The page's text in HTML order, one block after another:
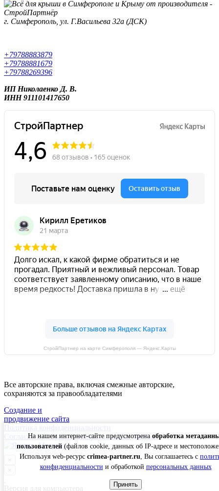
На нашем интернет-сайте предусмотрена обработка
пользователей(файлов cookie, данных об IP-адресе и
Используя web-ресурс crimea-partner.ru, Вы соглашаетесь с
конфиденциальности и обработкой персональных данных
Принять
г. Симферополь, ул. Г.Васильева 32а (ДСК)
+79788883879
+79788881679
+79788269396
ИП Николаенко Д. В.
ИНН 911101417650
СтройПартнер на карте Симферополя — Яндекс.Карты
Все авторские права, включая смежные авторские,
сохраняются за правообладателями
Создание и
продвижение сайта
Политика конфиденциальности
Согласие на обработку персональных данных
Версия для компьютера